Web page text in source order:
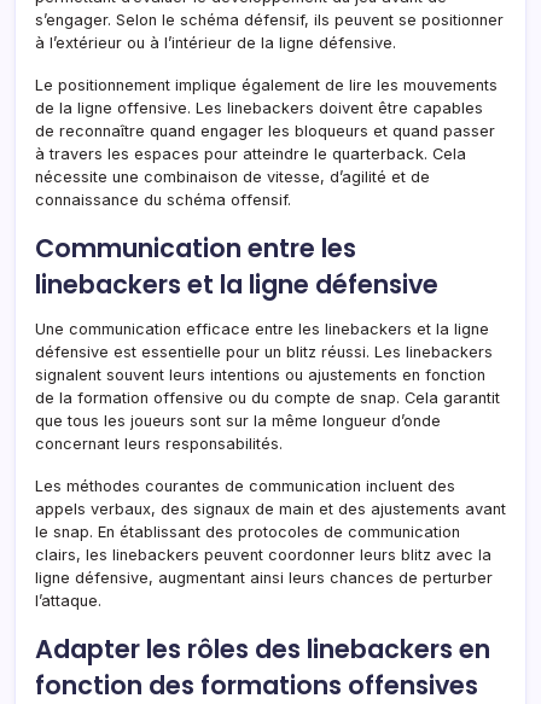
s’engager. Selon le schéma défensif, ils peuvent se positionner
à l’extérieur ou à l’intérieur de la ligne défensive.
Le positionnement implique également de lire les mouvements
de la ligne offensive. Les linebackers doivent être capables
de reconnaître quand engager les bloqueurs et quand passer
à travers les espaces pour atteindre le quarterback. Cela
nécessite une combinaison de vitesse, d’agilité et de
connaissance du schéma offensif.
Communication entre les
linebackers et la ligne défensive
Une communication efficace entre les linebackers et la ligne
défensive est essentielle pour un blitz réussi. Les linebackers
signalent souvent leurs intentions ou ajustements en fonction
de la formation offensive ou du compte de snap. Cela garantit
que tous les joueurs sont sur la même longueur d’onde
concernant leurs responsabilités.
Les méthodes courantes de communication incluent des
appels verbaux, des signaux de main et des ajustements avant
le snap. En établissant des protocoles de communication
clairs, les linebackers peuvent coordonner leurs blitz avec la
ligne défensive, augmentant ainsi leurs chances de perturber
l’attaque.
Adapter les rôles des linebackers en
fonction des formations offensives